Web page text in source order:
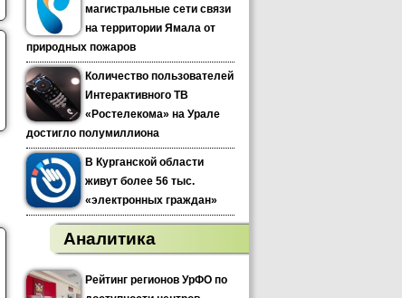
магистральные сети связи
на территории Ямала от
природных пожаров
Количество пользователей
Интерактивного ТВ
«Ростелекома» на Урале
достигло полумиллиона
В Курганской области
живут более 56 тыс.
«электронных граждан»
Аналитика
Рейтинг регионов УрФО по